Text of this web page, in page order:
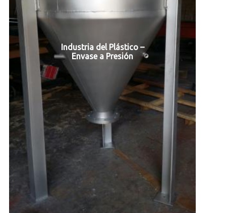
Industria del Plástico –
Envase a Presión